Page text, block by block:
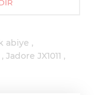
abiye
Jadore JX1011